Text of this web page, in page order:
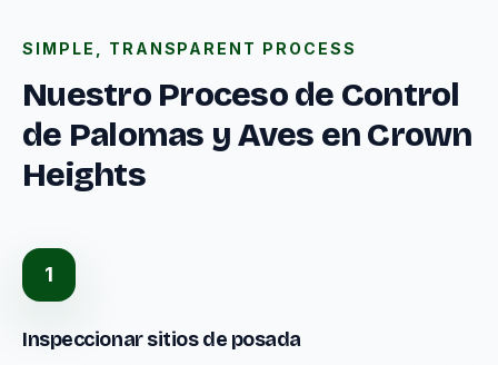
SIMPLE, TRANSPARENT PROCESS
Nuestro Proceso de Control
de Palomas y Aves en Crown
Heights
1
Inspeccionar sitios de posada